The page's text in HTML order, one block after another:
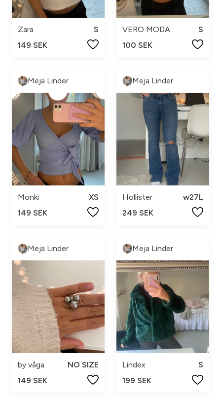
Zara
S
149 SEK
VERO MODA
S
100 SEK
Meja Linder
Monki
XS
149 SEK
Meja Linder
Hollister
w27L
249 SEK
Meja Linder
by våga
NO SIZE
149 SEK
Meja Linder
Lindex
S
199 SEK